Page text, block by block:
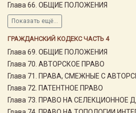
Глава 66. ОБЩИЕ ПОЛОЖЕНИЯ
Показать ещё...
ГРАЖДАНСКИЙ КОДЕКС ЧАСТЬ 4
Глава 69. ОБЩИЕ ПОЛОЖЕНИЯ
Глава 70. АВТОРСКОЕ ПРАВО
Глава 71. ПРАВА, СМЕЖНЫЕ С
Глава 72. ПАТЕНТНОЕ ПРАВО
Глава 73. ПРАВО НА СЕЛЕКЦИОННОЕ